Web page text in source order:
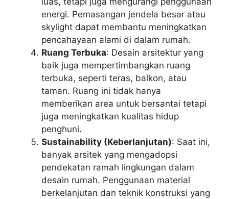
energi. Pemasangan jendela besar atau
skylight dapat membantu meningkatkan
pencahayaan alami di dalam rumah.
Ruang Terbuka: Desain arsitektur yang
baik juga mempertimbangkan ruang
terbuka, seperti teras, balkon, atau
taman. Ruang ini tidak hanya
memberikan area untuk bersantai tetapi
juga meningkatkan kualitas hidup
penghuni.
Sustainability (Keberlanjutan): Saat ini,
banyak arsitek yang mengadopsi
pendekatan ramah lingkungan dalam
desain rumah. Penggunaan material
berkelanjutan dan teknik konstruksi yang